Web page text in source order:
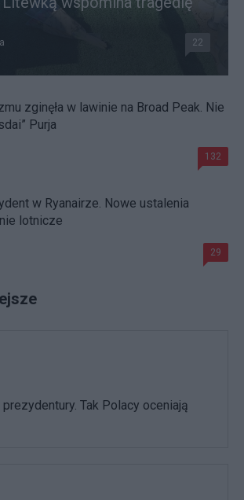
22
zginęła w lawinie na Broad Peak. Nie
Purja
132
w Ryanairze. Nowe ustalenia
lotnicze
29
Tak Polacy oceniają